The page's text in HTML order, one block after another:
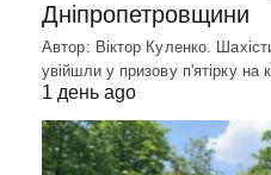
Дніпропетровщини
Автор: Віктор Куленко.
увійшли у призову п'ятірку
1 день ago